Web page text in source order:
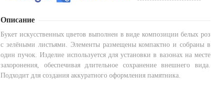
Описание
Букет искусственных цветов выполнен в виде композиции белых роз
с зелёными листьями. Элементы размещены компактно и собраны в
один пучок. Изделие используется для установки в вазонах на месте
захоронения, обеспечивая длительное сохранение внешнего вида.
Подходит для создания аккуратного оформления памятника.